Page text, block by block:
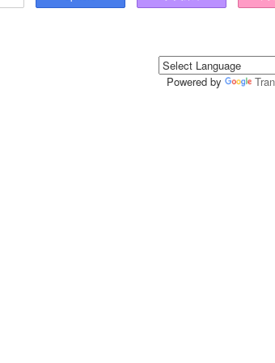
Powered by